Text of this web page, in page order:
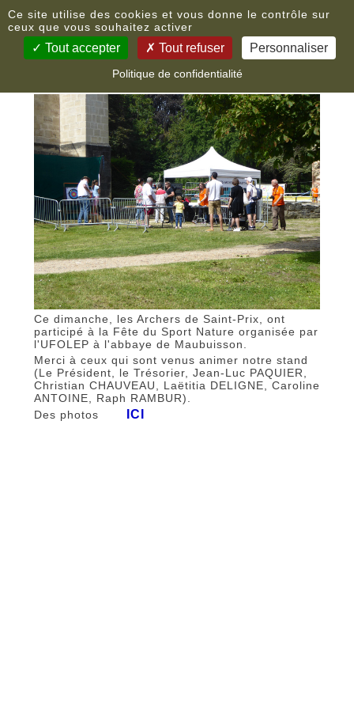
Nouvelles
Ce dimanche, les Archers de Saint-Prix, ont
participé à la Fête du Sport Nature organisée par
l'UFOLEP à l'abbaye de Maubuisson.
Merci à ceux qui sont venus animer notre stand
(Le Président, le Trésorier, Jean-Luc PAQUIER,
Christian CHAUVEAU, Laëtitia DELIGNE, Caroline
ANTOINE, Raph RAMBUR).
Des photos
ICI
Ce site utilise des cookies et vous donne le contrôle sur
ceux que vous souhaitez activer
Tout accepter Tout refuser Personnaliser
Politique de confidentialité